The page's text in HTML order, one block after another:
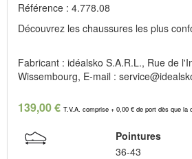
Référence : 4.778.08
Découvrez les chaussures les plus
Fabricant : idéalsko S.A.R.L., Rue de
Wissembourg, E-mail :
139,00 € T.V.A. comprise + 0,00 € de port dès que la
Pointures
36-43